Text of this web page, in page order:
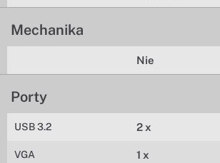
Mechanika
Nie
Porty
USB 3.2 2 x
VGA 1 x